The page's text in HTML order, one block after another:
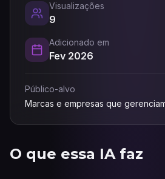
O que essa IA faz
Visualizações
9
Adicionado em
Fev 2026
Público-alvo
Marcas e empresas que